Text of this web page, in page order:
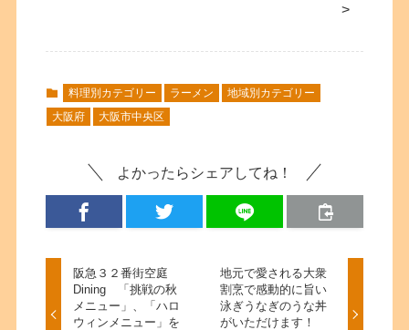
>
料理別カテゴリー ラーメン
地域別カテゴリー
大阪府
大阪市中央区
よかったらシェアしてね！
阪急３２番街空庭
Dining 「挑戦の秋
メニュー」、「ハロ
ウィンメニュー」を
地元で愛される大衆
割烹で感動的に旨い
泳ぎうなぎのうな丼
がいただけます！